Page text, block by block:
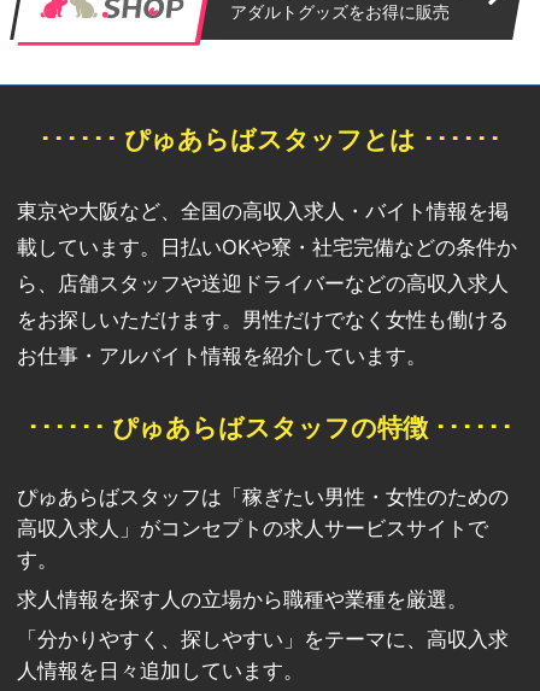
アダルトグッズをお得に販売
･･････ ぴゅあらばスタッフとは ･･････
東京や大阪など、全国の高収入求人・バイト情報を掲
載しています。日払いOKや寮・社宅完備などの条件か
ら、店舗スタッフや送迎ドライバーなどの高収入求人
をお探しいただけます。男性だけでなく女性も働ける
お仕事・アルバイト情報を紹介しています。
･･････ ぴゅあらばスタッフの特徴 ･･････
ぴゅあらばスタッフは「稼ぎたい男性・女性のための
高収入求人」がコンセプトの求人サービスサイトで
す。
求人情報を探す人の立場から職種や業種を厳選。
「分かりやすく、探しやすい」をテーマに、高収入求
人情報を日々追加しています。